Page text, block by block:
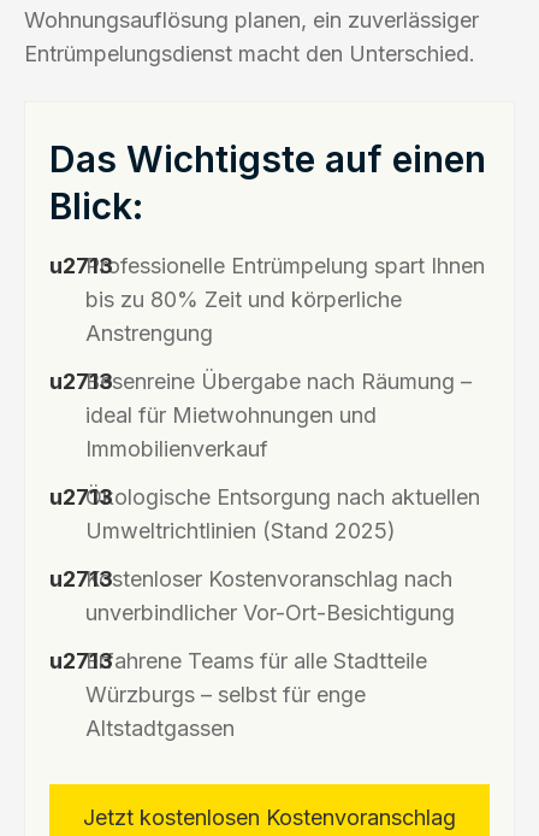
Wohnungsauflösung planen, ein zuverlässiger
Entrümpelungsdienst macht den Unterschied.
Das Wichtigste auf einen
Blick:
Professionelle Entrümpelung spart Ihnen
bis zu 80% Zeit und körperliche
Anstrengung
Besenreine Übergabe nach Räumung –
ideal für Mietwohnungen und
Immobilienverkauf
Ökologische Entsorgung nach aktuellen
Umweltrichtlinien (Stand 2025)
Kostenloser Kostenvoranschlag nach
unverbindlicher Vor-Ort-Besichtigung
Erfahrene Teams für alle Stadtteile
Würzburgs – selbst für enge
Altstadtgassen
Jetzt kostenlosen Kostenvoranschlag